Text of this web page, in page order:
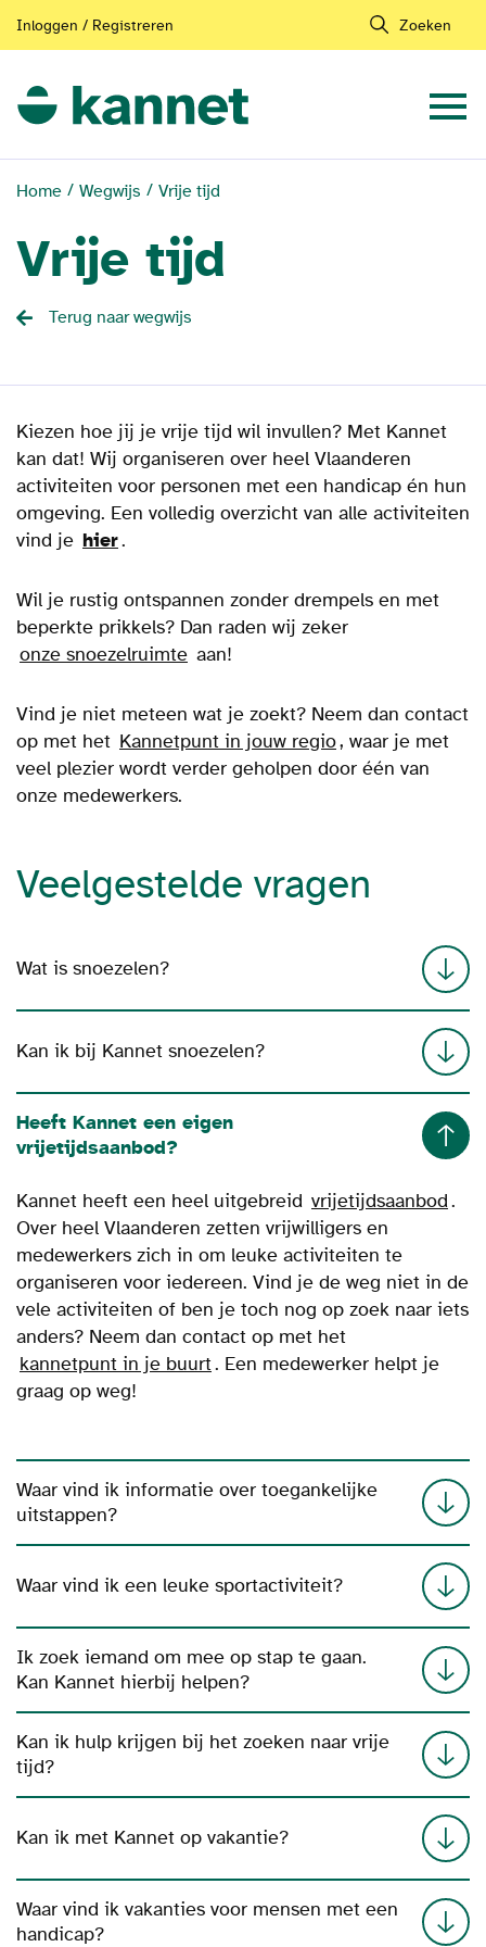
Inloggen / Registreren Zoeken
Home Wegwijs Vrije tijd
Vrije tijd
Terug naar wegwijs
Kiezen hoe jij je vrije tijd wil invullen? Met Kannet
kan dat! Wij organiseren over heel Vlaanderen
activiteiten voor personen met een handicap én hun
omgeving. Een volledig overzicht van alle activiteiten
vind je hier.
Wil je rustig ontspannen zonder drempels en met
beperkte prikkels? Dan raden wij zeker
onze snoezelruimte aan!
Vind je niet meteen wat je zoekt? Neem dan contact
op met het Kannetpunt in jouw regio, waar je met
veel plezier wordt verder geholpen door één van
onze medewerkers.
Veelgestelde vragen
Wat is snoezelen?
Kan ik bij Kannet snoezelen?
Heeft Kannet een eigen
vrijetijdsaanbod?
Kannet heeft een heel uitgebreid vrijetijdsaanbod.
Over heel Vlaanderen zetten vrijwilligers en
medewerkers zich in om leuke activiteiten te
organiseren voor iedereen. Vind je de weg niet in de
vele activiteiten of ben je toch nog op zoek naar iets
anders? Neem dan contact op met het
kannetpunt in je buurt. Een medewerker helpt je
graag op weg!
Waar vind ik informatie over toegankelijke
uitstappen?
Waar vind ik een leuke sportactiviteit?
Ik zoek iemand om mee op stap te gaan.
Kan Kannet hierbij helpen?
Kan ik hulp krijgen bij het zoeken naar vrije
tijd?
Kan ik met Kannet op vakantie?
Waar vind ik vakanties voor mensen met een
handicap?